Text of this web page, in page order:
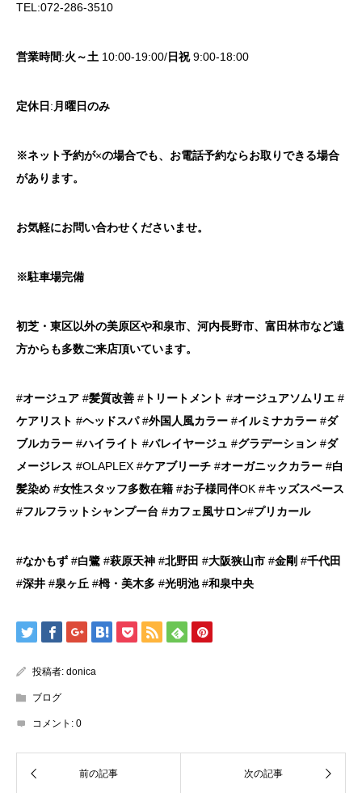
TEL:072-286-3510
営業時間:火～土 10:00-19:00/日祝9:00-18:00
定休日 :月曜日のみ
※ネット予約が×の場合でも、お電話予約ならお取りできる場合
があります。
お気軽にお問い合わせくださいませ。
※駐車場完備
初芝・東区以外の美原区や和泉市、河内長野市、富田林市など遠
方からも多数ご来店頂いています。
#オージュア #髪質改善 # トリートメント #オージュアソムリエ #
ケアリスト #ヘッドスパ#外国人風カラー #イルミナカラー #ダ
ブルカラー #ハイライト #バレイヤージュ #グラデーション #ダ
メージレス #OLAPLEX #ケアブリーチ #オーガニックカラー #白
髪染め #女性スタッフ多数在籍 #お子様同伴OK #キッズスペース
#フルフラットシャンプー台 #カフェ風サロン#プリカール
#なかもず #白鷺 #萩原天神 #北野田 #大阪狭山市 #金剛 #千代田
#深井 #泉ヶ丘 #栂・美木多 #光明池#和泉中央
投稿者: donica
ブログ
コメント: 0